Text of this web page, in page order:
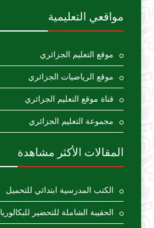
مواقعي التعليمية
موقع التعليم الجزائري
موقع الرياضيات الجزائري
قناة موقع التعليم الجزائري
مجموعة التعليم الجزائري
المقالات الأكثر مشاهدة
الكتب المدرسية ابتدائي للتحميل
الحقيبة الشاملة للتحضير للبكالوريا